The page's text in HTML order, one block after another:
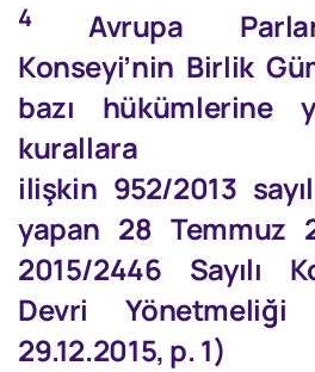
4Avrupa
Konseyi’nin Birlik
bazı hükümlerine
kurallara
ilişkin 952/2013
yapan 28 Temmuz
2015/2446 Sayılı
Devri
29.12.2015, p. 1)